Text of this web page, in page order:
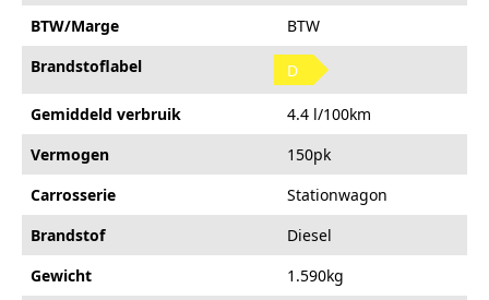
BTW/Marge
BTW
Brandstoflabel
D
Gemiddeld verbruik
4.4 l/100km
Vermogen
150pk
Carrosserie
Stationwagon
Brandstof
Diesel
Gewicht
1.590kg